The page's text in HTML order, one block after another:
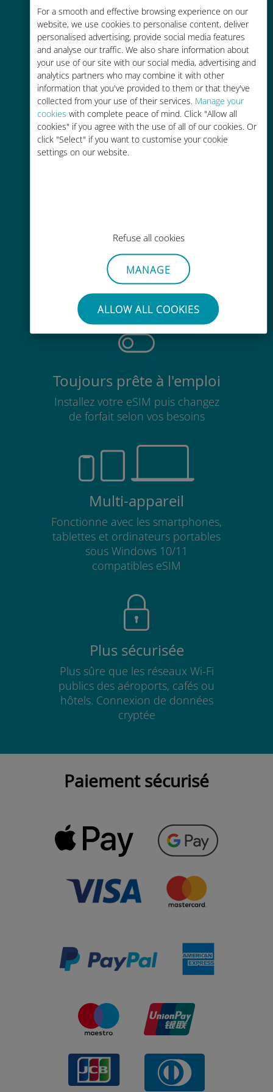
For a smooth and effective browsing experience on our
website, we use cookies to personalise content, deliver
personalised advertising, provide social media features
and analyse our traffic. We also share information about
your use of our site with our social media, advertising and
analytics partners who may combine it with other
information that you've provided to them or that they've
collected from your use of their services. Manage your
cookies with complete peace of mind. Click "Allow all
cookies" if you agree with the use of all of our cookies. Or
click "Select" if you want to customise your cookie
settings on our website.
Refuse all cookies
MANAGE
ALLOW ALL COOKIES
Économique
Jusqu'à 90 % moins cher que les
frais d'itinérance avec votre
opérateur habituel
Recharge facile
Partout via l'app Ubigi, même sans
Sans effort
Pas besoin de retirer votre carte
SIM existante
Toujours prête à l'emploi
Installez votre eSIM puis changez
de forfait selon vos besoins
Multi-appareil
Fonctionne avec les smartphones,
tablettes et ordinateurs portables
sous Windows 10/11
compatibles eSIM
Plus sécurisée
Plus sûre que les réseaux Wi-Fi
publics des aéroports, cafés ou
hôtels. Connexion de données
cryptée
Paiement sécurisé